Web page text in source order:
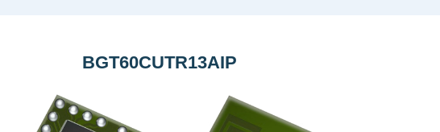
BGT60CUTR13AIP